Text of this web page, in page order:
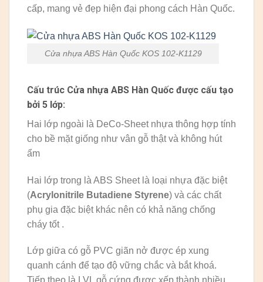
cấp, mang vẻ đẹp hiện đại phong cách Hàn Quốc.
Cửa nhựa ABS Hàn Quốc KOS 102-K1129
Cấu trúc Cửa nhựa ABS Hàn Quốc được cấu tạo
bởi 5 lớp:
Hai lớp ngoài là DeCo-Sheet nhựa thông hợp tính
cho bề mặt giống như vân gỗ thật và không hút
ẩm
Hai lớp trong là ABS Sheet là loại nhựa đặc biệt
(Acrylonitrile Butadiene Styrene) và các chất
phụ gia đặc biệt khác nên có khả năng chống
cháy tốt .
Lớp giữa có gỗ PVC giãn nở được ép xung
quanh cánh để tạo độ vững chắc và bắt khoá.